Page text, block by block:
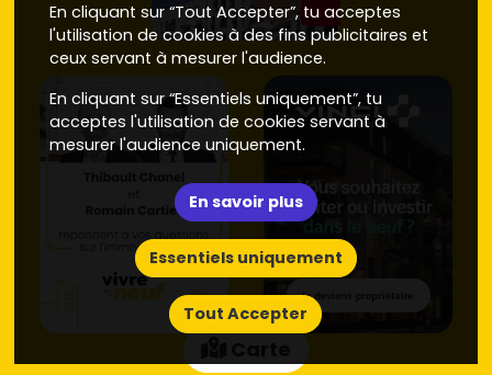
En cliquant sur “Tout Accepter”, tu acceptes
l'utilisation de cookies à des fins publicitaires et
ceux servant à mesurer l'audience.
En cliquant sur “Essentiels uniquement”, tu
acceptes l'utilisation de cookies servant à
mesurer l'audience uniquement.
En savoir plus
Essentiels uniquement
Tout Accepter